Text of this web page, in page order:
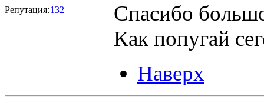
Репутация:132
Спасибо
Как попугай
Наверх